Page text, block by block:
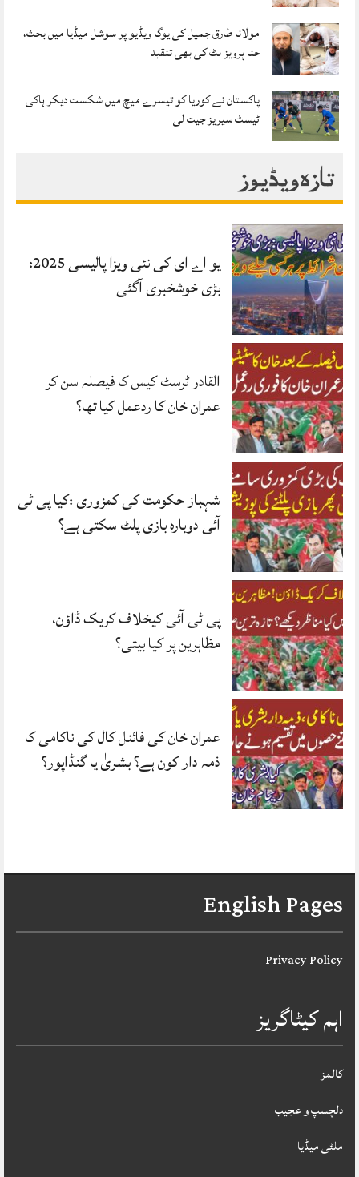
مولانا طارق جمیل کی یوگا ویڈیو پر سوشل میڈیا میں بحث،
حنا پرویز بٹ کی بھی تنقید
پاکستان نے کوریا کو تیسرے میچ میں شکست دیکر ہاکی
ٹیسٹ سیریز جیت لی
تازہ ویڈیوز
یو اے ای کی نئی ویزا پالیسی 2025:
بڑی خوشخبری آگئی
القادر ٹرسٹ کیس کا فیصلہ سن کر
عمران خان کا ردعمل کیا تھا؟
شہباز حکومت کی کمزوری :کیا پی ٹی
آئی دوبارہ بازی پلٹ سکتی ہے؟
پی ٹی آئی کیخلاف کریک ڈاؤن،
مظاہرین پر کیا بیتی؟
عمران خان کی فائنل کال کی ناکامی کا
ذمہ دار کون ہے؟ بشریٰ یا گنڈاپور؟
English Pages
Privacy Policy
اہم کیٹاگریز
کالمز
دلچسپ و عجیب
ملٹی میڈیا